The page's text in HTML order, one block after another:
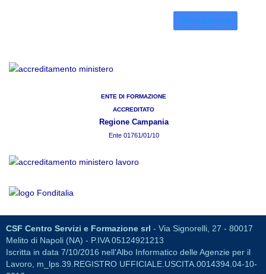
Write a review
ENTE DI FORMAZIONE
ACCREDITATO
Regione Campania
Ente 01761/01/10
CSF Centro Servizi e Formazione srl - Via Signorelli, 27 - 80017
Melito di Napoli (NA) - P.IVA 05124921213
Iscritta in data 7/10/2016 nell'Albo Informatico delle Agenzie per il
Lavoro, m_lps.39.REGISTRO UFFICIALE.USCITA.0014394.04-10-